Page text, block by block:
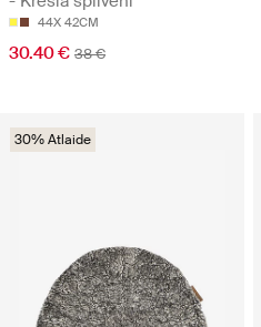
44X 42CM
30.40 € 38 €
30% Atlaide